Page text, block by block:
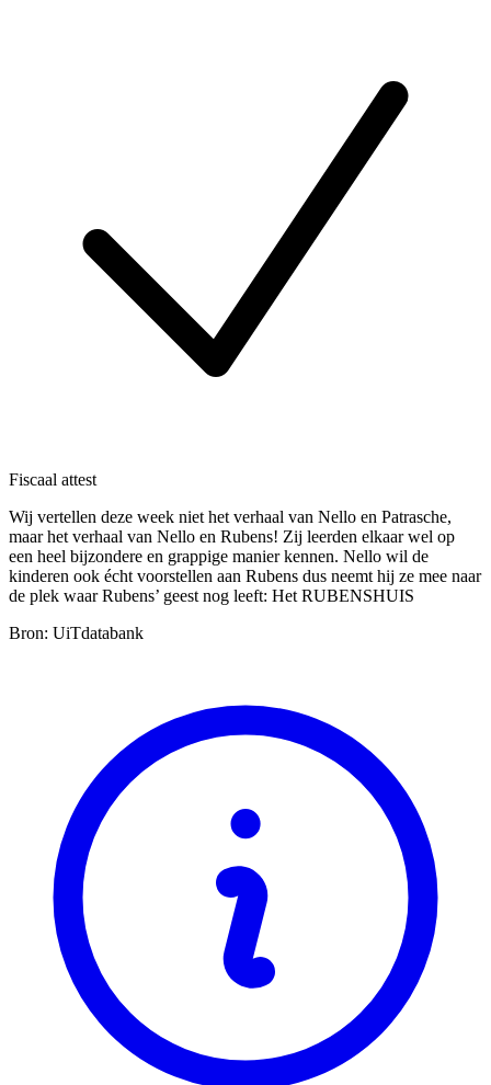
Fiscaal attest
Wij vertellen deze week niet het verhaal van Nello en Patrasche,
maar het verhaal van Nello en Rubens! Zij leerden elkaar wel op
een heel bijzondere en grappige manier kennen. Nello wil de
kinderen ook écht voorstellen aan Rubens dus neemt hij ze mee naar
de plek waar Rubens’ geest nog leeft: Het RUBENSHUIS
Bron: UiTdatabank